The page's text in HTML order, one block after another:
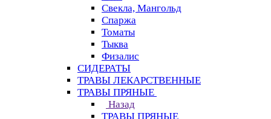
Свекла, Мангольд
Спаржа
Томаты
Тыква
Физалис
СИДЕРАТЫ
ТРАВЫ ЛЕКАРСТВЕННЫЕ
ТРАВЫ ПРЯНЫЕ
Назад
ТРАВЫ ПРЯНЫЕ